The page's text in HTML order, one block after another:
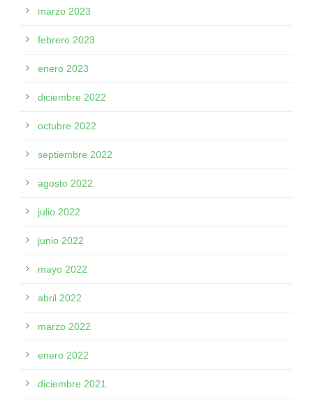
marzo 2023
febrero 2023
enero 2023
diciembre 2022
octubre 2022
septiembre 2022
agosto 2022
julio 2022
junio 2022
mayo 2022
abril 2022
marzo 2022
enero 2022
diciembre 2021